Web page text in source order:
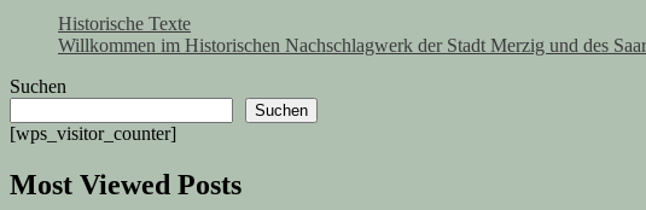
Historische Texte
Willkommen im Historischen Nachschlagwerk der Stadt Merzig und des
Suchen
Suchen
[wps_visitor_counter]
Most Viewed Posts